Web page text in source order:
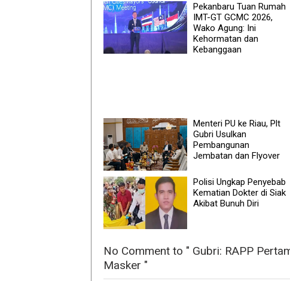
Pekanbaru Tuan Rumah
IMT-GT GCMC 2026,
Wako Agung: Ini
Kehormatan dan
Kebanggaan
Menteri PU ke Riau, Plt
Gubri Usulkan
Pembangunan
Jembatan dan Flyover
Polisi Ungkap Penyebab
Kematian Dokter di Siak
Akibat Bunuh Diri
No Comment to " Gubri: RAPP
Masker "